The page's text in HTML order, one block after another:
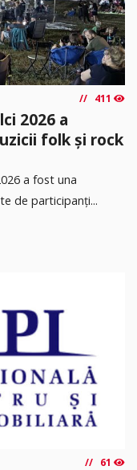
411
2026 a
folk și rock
a fost una
de participanți...
61